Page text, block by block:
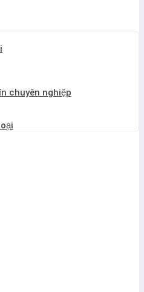
chuyên nghiệp